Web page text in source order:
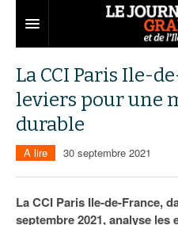
Territoires
Aménagement
Collectivités
Entreprises
Développement
Départements
La CCI Paris Ile-
leviers pour une
durable
A lire 30 septembre 2021
La CCI Paris Ile-de-France,
septembre 2021, analyse